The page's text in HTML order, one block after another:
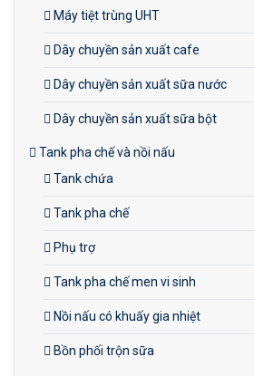
Máy tiệt trùng UHT
Dây chuyền sản xuất cafe
Dây chuyền sản xuất sữa nước
Dây chuyền sản xuất sữa bột
Tank pha chế và nồi nấu
Tank chứa
Tank pha chế
Phụ trợ
Tank pha chế men vi sinh
Nồi nấu có khuấy gia nhiệt
Bồn phối trộn sữa